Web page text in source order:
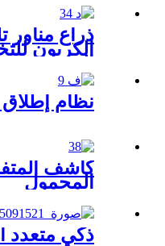
المتفجرة
ذراع
الكربون
المتفجرة
نظام
كاشف
المحمول
ذكي متعدد